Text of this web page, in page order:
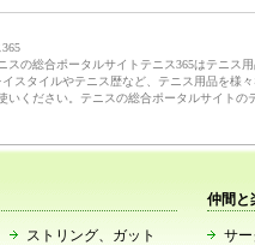
スの総合ポータルサイトテニス365はテニス
スタイルやテニス歴など、テニス用品を様
いください。テニスの総合ポータルサイトの
ストリング、ガット
仲間と
サ